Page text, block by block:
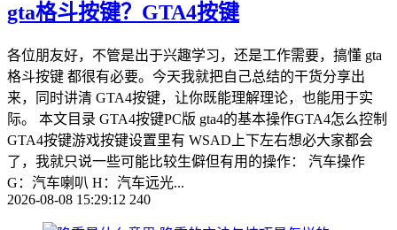
gta格斗按键？GTA4按键
各位朋友好，不管是出于兴趣学习，还是工作需要，搞懂 gta
格斗按键 都很有必要。今天我就把自己总结的干货分享出
来，同时讲清 GTA4按键，让你既能理解理论，也能用于实
际。 本文目录 GTA4按键PC版 gta4的基本操作GTA4怎么控制
GTA4按键游戏按键设置里有 WSAD上下左右想必大家都会
了，我就只说一些可能比较生僻但有用的操作： 汽车操作
G：汽车喇叭 H：汽车远光...
2026-08-08 15:29:12 240